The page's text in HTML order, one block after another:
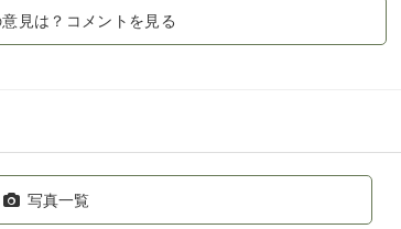
見は？コメントを見る
写真一覧